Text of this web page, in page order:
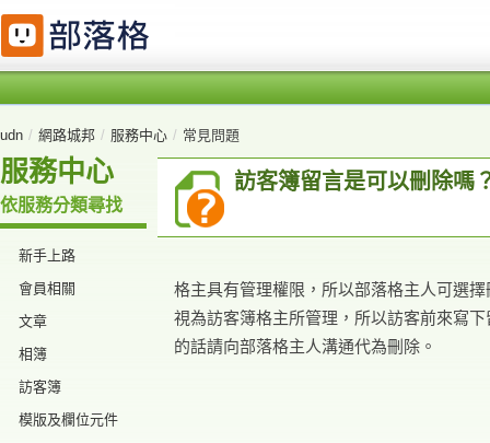
udn / 網路城邦 / 服務中心 / 常見問題
服務中心
依服務分類尋找
新手上路
會員相關
文章
相簿
訪客簿
模版及欄位元件
訪客簿留言是可以刪除嗎
格主具有管理權限，所以部落格主人可選
視為訪客簿格主所管理，所以訪客前來寫
的話請向部落格主人溝通代為刪除。